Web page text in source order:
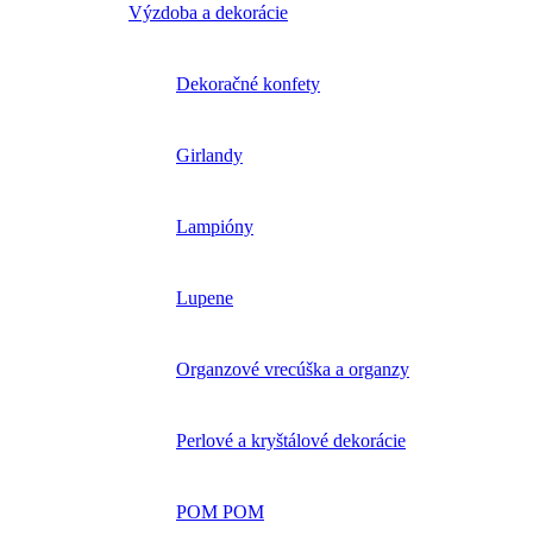
Výzdoba a dekorácie
Dekoračné konfety
Girlandy
Lampióny
Lupene
Organzové vrecúška a organzy
Perlové a kryštálové dekorácie
POM POM